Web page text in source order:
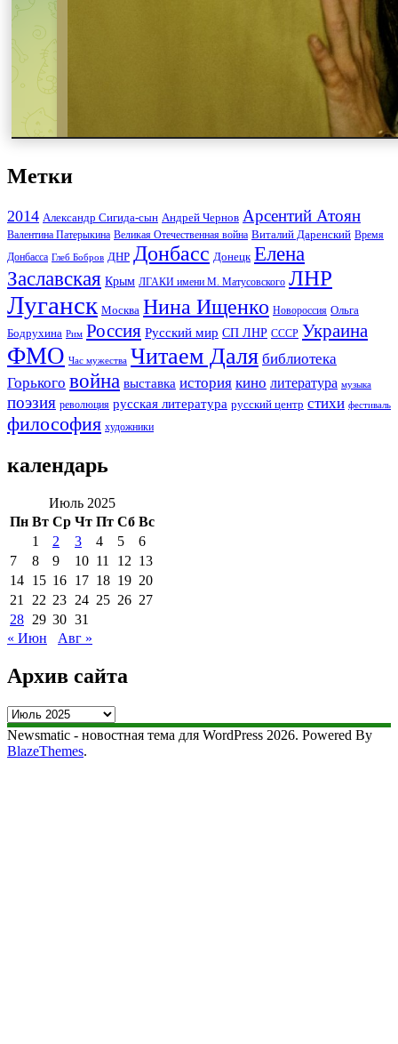
Метки
2014 Александр Сигида-сын Андрей Чернов Арсентий Атоян
Валентина Патерыкина Великая Отечественная война Виталий Даренский Время
Донбасса Глеб Бобров ДНР Донбасс Донецк Елена
Заславская Крым ЛГАКИ имени М. Матусовского ЛНР
Луганск Москва Нина Ищенко Новороссия Ольга
Бодрухина Рим Россия Русский мир СП ЛНР СССР Украина
ФМО Час мужества Читаем Даля библиотека
Горького война выставка история кино литература музыка
поэзия революция русская литература русский центр стихи фестиваль
философия художники
календарь
Июль 2025
Пн Вт Ср Чт Пт Сб Вс
1
2 3 4 5
6
7
8 9 10 11 12 13
14 15 16 17 18 19 20
21
22 23 24 25 26 27
28 29 30 31
« Июн
Авг »
Архив сайта
Архив
сайта
Newsmatic - новостная тема для WordPress 2026. Powered By
BlazeThemes.